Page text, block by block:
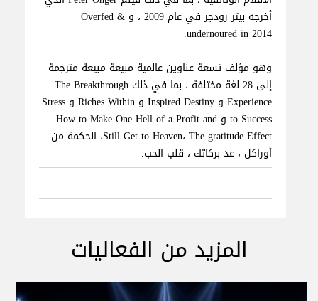
أخرجه بيتر رودجر في عام 2009 ، و Overfed &
undernoured in 2014.
وهو مؤلف تسعة عناوين عالمية مبيعة مبيعة مترجمة
إلى 28 لغة مختلفة ، بما في ذلك The Breakthrough
Experience و Inspired Destiny و Riches Within و Stress
to Success و How to Make One Hell of a Profit and
Still Get to Heaven، The gratitude Effect، الحكمة من
أوراكل ، عد بركاتك ، قلب الحب.
المزيد من الفعاليات